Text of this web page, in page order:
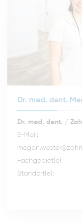
Dr. med. dent.
Dr. med. dent. /
E-Mail:
Fachgebiet(e):
Standort(e):